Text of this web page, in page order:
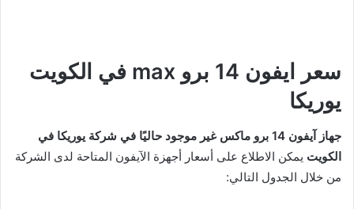
سعر ايفون 14 برو max في الكويت
يوريكا
جهاز آيفون 14 برو ماكس غير موجود حاليًا في شركة يوريكا في
الكويت يمكن الاطلاع على أسعار أجهزة الآيفون المتاحة لدى الشركة
من خلال الجدول التالي: